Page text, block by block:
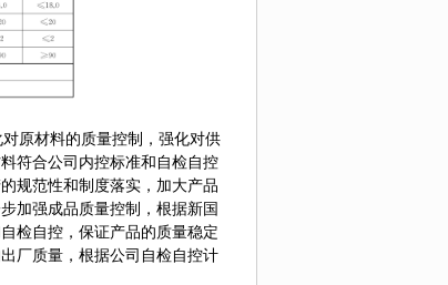
原材料的质量控制，强化对供
符合公司内控标准和自检自控
规范性和制度落实，加大产品
加强成品质量控制，根据新国
检自控，保证产品的质量稳定
厂质量，根据公司自检自控计